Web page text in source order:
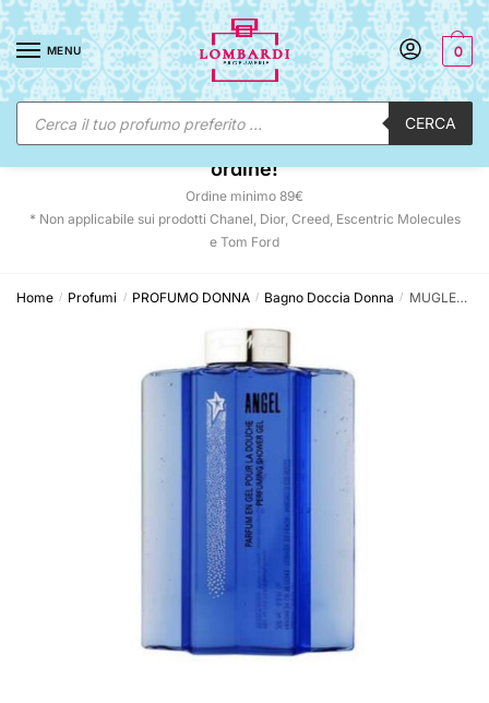
Skip
to
navigation
Skip
to
content
MENU
Ricerca
prodotti CERCA
0
☀️ SUNNY DAYS:-12% automatico sul tuo
ordine!
Ordine minimo 89€
* Non applicabile sui prodotti Chanel, Dior, Creed, Escentric Molecules
e Tom Ford
Home / Profumi / PROFUMO DONNA / Bagno Doccia Donna / MUGLER Angel Parfum en Gel Pour La Douche 200 ML